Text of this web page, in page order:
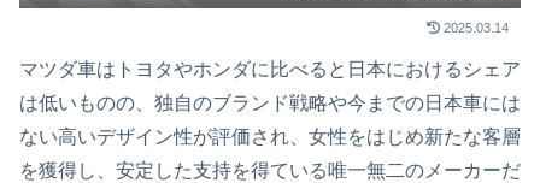
2025.03.14
マツダ車はトヨタやホンダに比べると日本におけるシェア
は低いものの、独自のブランド戦略や今までの日本車には
ない高いデザイン性が評価され、女性をはじめ新たな客層
を獲得し、安定した支持を得ている唯一無二のメーカーだ